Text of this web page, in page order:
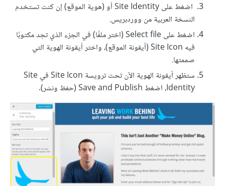
اضغط على Site Identity أو (هوية الموقع) إن كنت تستخدم
النسخة العربية من ووردبريس.
اضغط على Select file (اختر ملفًا) في الجزء الذي تجد مكتوبًا
فيه Site Icon (أيقونة الموقع)، واختر أيقونة الهوية التي
صممتها.
ستظهر أيقونة الهوية الآن تحت ترويسة Site Icon في Site
Identity، اضغط Save and Publish (حفظ ونشر).